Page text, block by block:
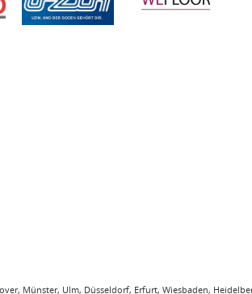
Münster, Ulm, Düsseldorf, Erfurt, Wiesbaden,